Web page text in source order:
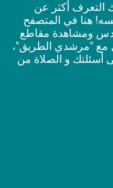
التعرف أكثر عن
هنا في المتصفح
ومشاهدة مقاطع
مع "مرشدي الطريق"،
أسئلتك و الصلاة من